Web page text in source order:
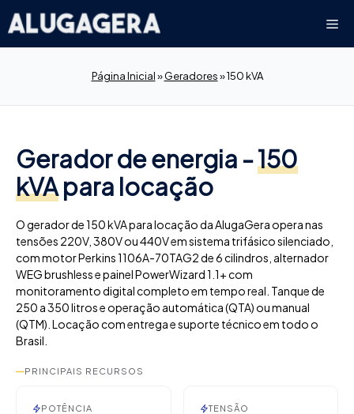
para
o
Página Inicial»Geradores»150 kVA
Gerador de energia -150
kVApara locação
O gerador de 150 kVA para locação da AlugaGera opera nas
tensões 220V, 380V ou 440V em sistema trifásico silenciado,
com motor Perkins 1106A-70TAG2 de 6 cilindros, alternador
WEG brushless e painel PowerWizard 1.1+ com
monitoramento digital completo em tempo real. Tanque de
250 a 350 litros e operação automática (QTA) ou manual
(QTM). Locação com entrega e suporte técnico em todo o
Brasil.
PRINCIPAIS RECURSOS
POTÊNCIA TENSÃO